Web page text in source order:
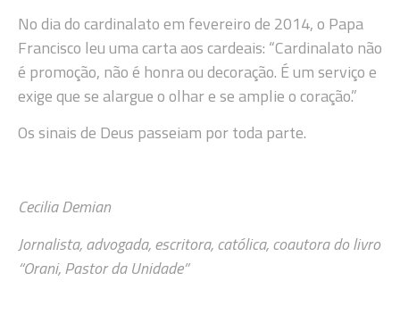
No dia do cardinalato em fevereiro de 2014, o Papa
Francisco leu uma carta aos cardeais: “Cardinalato não
é promoção, não é honra ou decoração. É um serviço e
exige que se alargue o olhar e se amplie o coração.”
Os sinais de Deus passeiam por toda parte.
Cecilia Demian
Jornalista, advogada, escritora, católica, coautora do livro
“Orani, Pastor da Unidade”